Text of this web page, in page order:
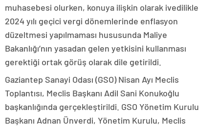
muhasebesi olurken, konuya ilişkin olarak ivedilikle
2024 yılı geçici vergi dönemlerinde enflasyon
düzeltmesi yapılmaması hususunda Maliye
Bakanlığı’nın yasadan gelen yetkisini kullanması
gerektiği ortak görüş olarak dile getirildi.
Gaziantep Sanayi Odası (GSO) Nisan Ayı Meclis
Toplantısı, Meclis Başkanı Adil Sani Konukoğlu
başkanlığında gerçekleştirildi. GSO Yönetim Kurulu
Başkanı Adnan Ünverdi, Yönetim Kurulu, Meclis